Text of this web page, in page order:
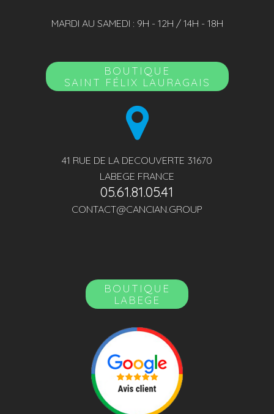
MARDI AU SAMEDI : 9H - 12H / 14H - 18H
BOUTIQUE
SAINT FÉLIX LAURAGAIS
41 RUE DE LA DECOUVERTE 31670
LABEGE FRANCE
05.61.81.05.41
CONTACT@CANCIAN.GROUP
BOUTIQUE
LABEGE